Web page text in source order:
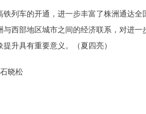
列车的开通，进一步丰富了株洲通达
西部地区城市之间的经济联系，对进
升具有重要意义。（夏四亮）
晓松